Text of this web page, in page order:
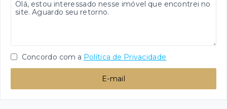
Concordo com a Política de Privacidade
E-mail